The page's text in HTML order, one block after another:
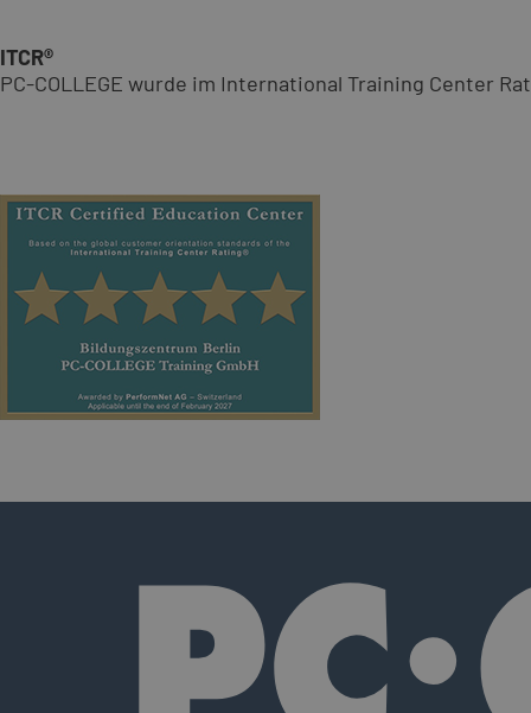
ITCR®
PC-COLLEGE wurde im International Training Center